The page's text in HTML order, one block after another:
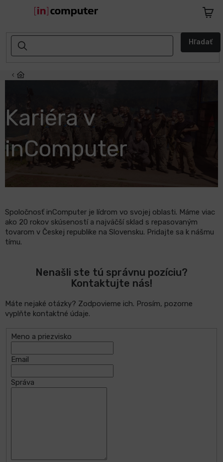
Hľadať
AKCIE
ZĽAVY
NASPÄŤ
Notebooky
Počítače
a
Apple
Značky
Kariéra v
inComputer
Spoločnosť inComputer je lídrom vo svojej oblasti. Máme viac
ako 20 rokov skúseností a najväčší sklad s repasovaným
tovarom v Českej republike na Slovensku. Pridajte sa k nášmu
tímu.
Nenašli ste tú správnu pozíciu?
Kontaktujte nás!
Máte nejaké otázky? Zodpovieme ich. Prosím, pozorne
vyplňte kontaktné údaje.
Meno a priezvisko
Email
Správa